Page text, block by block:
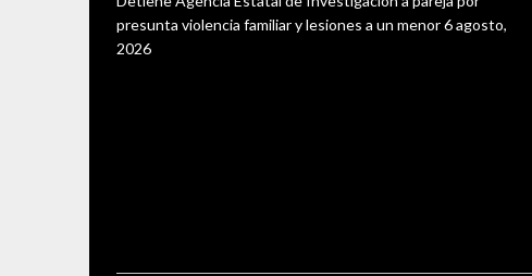
presunta violencia familiar y lesiones a un menor6 agosto,
2026